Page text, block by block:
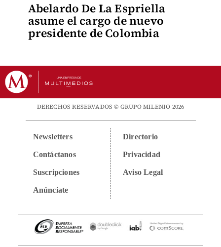
Abelardo De La Espriella
asume el cargo de nuevo
presidente de Colombia
DERECHOS RESERVADOS © GRUPO MILENIO 2026
Newsletters
Contáctanos
Suscripciones
Anúnciate
Directorio
Privacidad
Aviso Legal